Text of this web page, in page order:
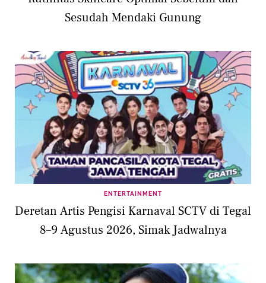
Sesudah Mendaki Gunung
ENTERTAINMENT
Deretan Artis Pengisi Karnaval SCTV di Tegal
8–9 Agustus 2026, Simak Jadwalnya